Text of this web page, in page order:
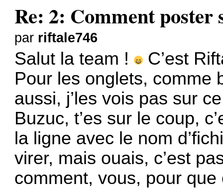
Re: 2: Comment poster
par riftale746
Salut la team !
C’est
Pour les onglets, comme
aussi, j’les vois pas sur
Buzuc, t’es sur le coup,
la ligne avec le nom
virer, mais ouais, c’est
comment, vous, pour